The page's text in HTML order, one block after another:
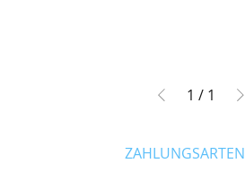
1 / 1
ZAHLUNGSARTEN